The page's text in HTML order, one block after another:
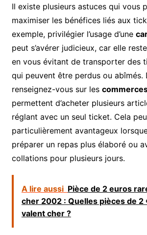
Il existe plusieurs astuces qui vous
maximiser les bénéfices liés aux
exemple, privilégier l’usage d’une
peut s’avérer judicieux, car elle
en vous évitant de transporter des
qui peuvent être perdus ou abîmés.
renseignez-vous sur les
permettent d’acheter plusieurs
réglant avec un seul ticket. Cela
particulièrement avantageux
préparer un repas plus élaboré ou
collations pour plusieurs jours.
A lire aussi Pièce de 2 euros
cher 2002 : Quelles pièces de 2
valent cher ?